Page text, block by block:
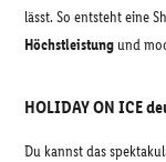
lässt. So entsteht eine
Höchstleistung und
HOLIDAY ON ICE
Du kannst das